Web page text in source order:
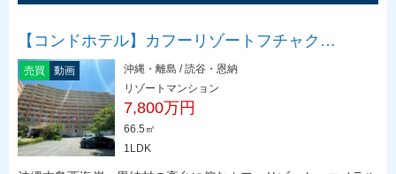
【コンドホテル】カフーリゾートフチャク…
売買 動画
沖縄・離島 / 読谷・恩納
リゾートマンション
7,800万円
66.5㎡
1LDK